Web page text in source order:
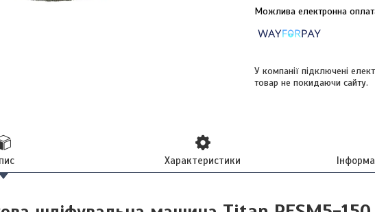
У компанії підключені
товар не покидаючи сайту.
Характеристики